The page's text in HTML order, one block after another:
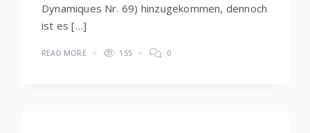
Dynamiques Nr. 69) hinzugekommen, dennoch
ist es […]
READ MORE 155 0